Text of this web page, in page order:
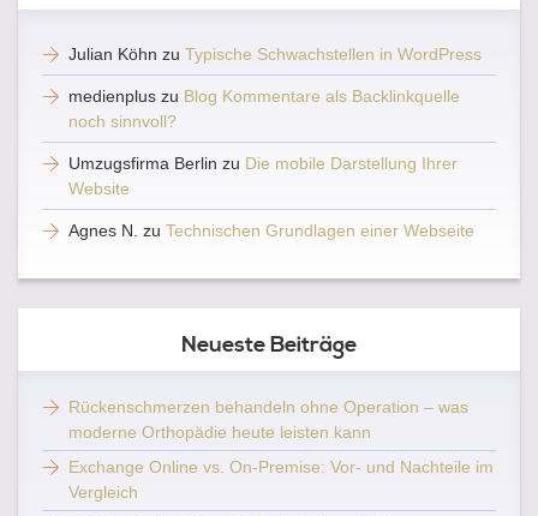
Julian Köhn zu Typische Schwachstellen in WordPress
medienplus zu Blog Kommentare als Backlinkquelle
noch sinnvoll?
Umzugsfirma Berlin zu Die mobile Darstellung Ihrer
Website
Agnes N. zu Technischen Grundlagen einer Webseite
Neueste Beiträge
Rückenschmerzen behandeln ohne Operation – was
moderne Orthopädie heute leisten kann
Exchange Online vs. On-Premise: Vor- und Nachteile im
Vergleich